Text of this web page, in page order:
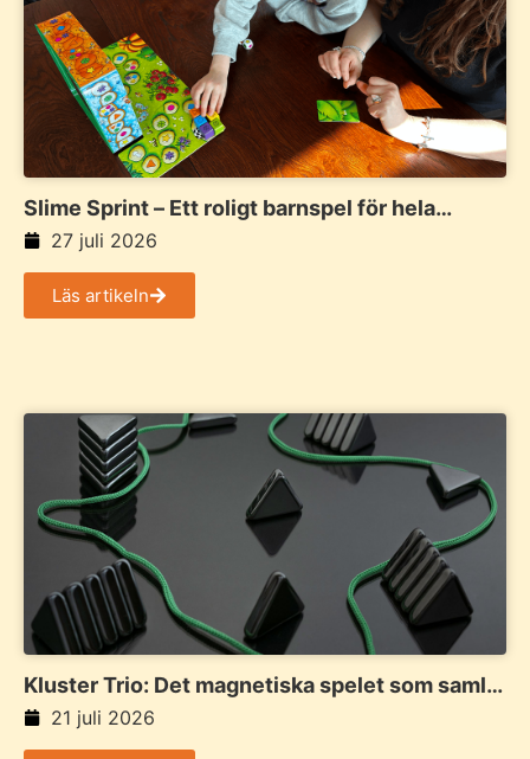
Slime Sprint – Ett roligt barnspel för hela
familjen
27 juli 2026
Läs artikeln
Kluster Trio: Det magnetiska spelet som samlar
familj och vänner
21 juli 2026